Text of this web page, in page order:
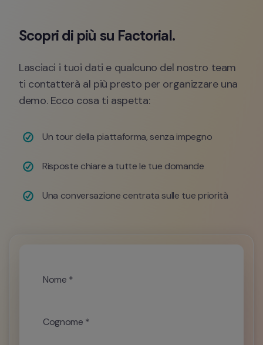
Scopri di più su Factorial.
Lasciaci i tuoi dati e qualcuno del nostro team
ti contatterà al più presto per organizzare una
demo. Ecco cosa ti aspetta:
Un tour della piattaforma, senza impegno
Risposte chiare a tutte le tue domande
Una conversazione centrata sulle tue priorità
Nome *
Cognome *